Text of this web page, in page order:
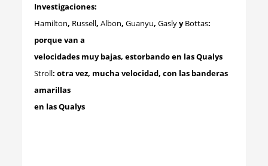
Investigaciones:
Hamilton, Russell,Albon,Guanyu,GaslyyBottas:
porque van a
velocidades muy bajas, estorbando en las Qualys
Stroll: otra vez, mucha velocidad, con las banderas
amarillas
en las Qualys